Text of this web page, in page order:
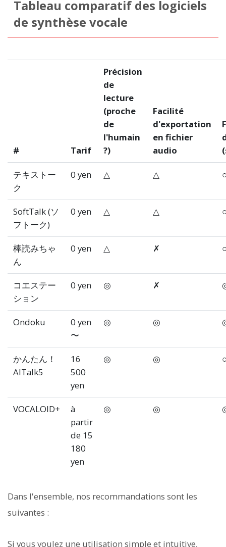
Tableau comparatif des logiciels
de synthèse vocale
# Tarif
Précision
de
lecture
(proche
de
l'humain
?)
Facilité
d'exportation
en fichier
audio
テキストー
ク
0 yen △ △
SoftTalk (ソ
フトーク)
0 yen △ △
棒読みちゃ
ん
0 yen △ ✗
コエステー
ション
0 yen ◎ ✗
Ondoku
0 yen
〜
◎ ◎
かんたん！
AITalk5
16
500
yen
◎ ◎
VOCALOID+
à
partir
de 15
180
yen
◎ ◎
Dans l'ensemble, nos recommandations sont les
suivantes :
Si vous voulez une utilisation simple et intuitive,